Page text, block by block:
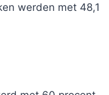
werden met 48,1